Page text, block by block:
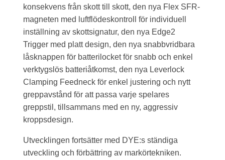
konsekvens från skott till skott, den nya Flex SFR-
magneten med luftflödeskontroll för individuell
inställning av skottsignatur, den nya Edge2
Trigger med platt design, den nya snabbvridbara
låsknappen för batterilocket för snabb och enkel
verktygslös batteriåtkomst, den nya Leverlock
Clamping Feedneck för enkel justering och nytt
greppavstånd för att passa varje spelares
greppstil, tillsammans med en ny, aggressiv
kroppsdesign.
Utvecklingen fortsätter med DYE:s ständiga
utveckling och förbättring av markörtekniken.